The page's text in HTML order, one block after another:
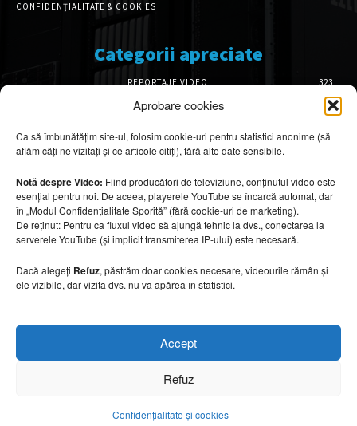
Aprobare cookies
Ca să îmbunătățim site-ul, folosim cookie-uri pentru statistici anonime (să
aflăm câți ne vizitați și ce articole citiți), fără alte date sensibile.
Notă despre Video: Fiind producători de televiziune, conținutul video este
esențial pentru noi. De aceea, playerele YouTube se încarcă automat, dar
în „Modul Confidențialitate Sporită” (fără cookie-uri de marketing).
De reținut: Pentru ca fluxul video să ajungă tehnic la dvs., conectarea la
serverele YouTube (și implicit transmiterea IP-ului) este necesară.
Dacă alegeți Refuz, păstrăm doar cookies necesare, videourile rămân și
ele vizibile, dar vizita dvs. nu va apărea în statistici.
Accept
Refuz
Confidențialitate și cookies
CONFIDENȚIALITATE & COOKIES
Categorii apreciate
REPORTAJE VIDEO
323
AMENAJĂRI INTERIOARE
126
DESIGN INTERIOR
64
ARHITECTURĂ & DESIGN
OPINII & ANALIZE
43
Articole recomandate
Secretele construirii bungalourilor
6 august 2026
Cum amenajezi curtea pentru seri de vară